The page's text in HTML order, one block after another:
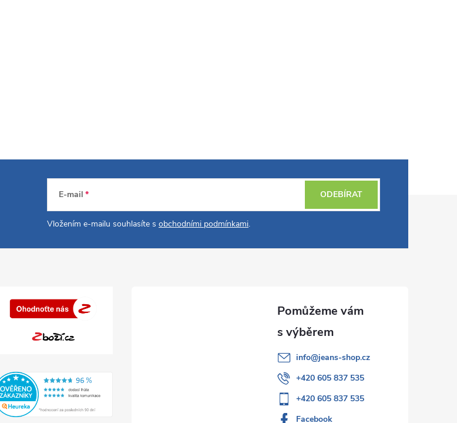
E-mail
Vložením e-mailu souhlasíte s obchodními podmínkami.
ODEBÍRAT
info@jeans-shop.cz
+420 605 837 535
+420 605 837 535
Facebook